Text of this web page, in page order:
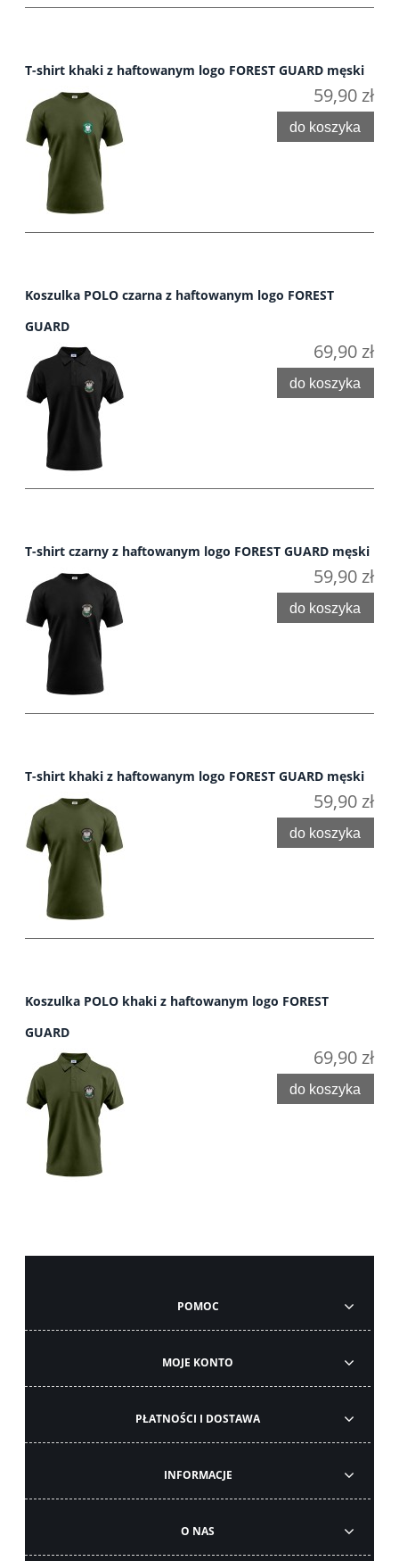
T-shirt khaki z haftowanym logo FOREST GUARD męski
59,90 zł
do koszyka
Koszulka POLO czarna z haftowanym logo FOREST
GUARD
69,90 zł
do koszyka
T-shirt czarny z haftowanym logo FOREST GUARD męski
59,90 zł
do koszyka
T-shirt khaki z haftowanym logo FOREST GUARD męski
59,90 zł
do koszyka
Koszulka POLO khaki z haftowanym logo FOREST
GUARD
69,90 zł
do koszyka
POMOC
MOJE KONTO
PŁATNOŚCI I DOSTAWA
INFORMACJE
O NAS